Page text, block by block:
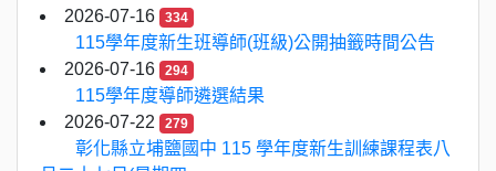
2026-07-16
334
115學年度新生班導師(班級)公開抽籤時間公告
2026-07-16
294
115學年度導師遴選結果
2026-07-22
279
彰化縣立埔鹽國中 115 學年度新生訓練課程表八